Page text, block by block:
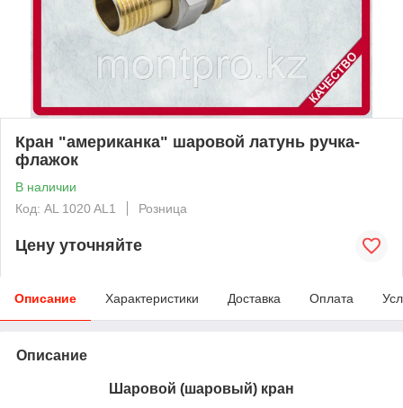
Кран "американка" шаровой латунь ручка-
флажок
В наличии
Код: AL 1020 AL1
Розница
Цену уточняйте
Описание Характеристики Доставка Оплата
Описание
Шаровой (шаровый) кран